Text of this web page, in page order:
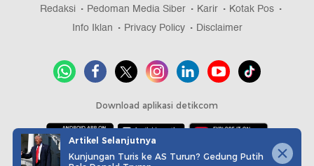
Redaksi Pedoman Media Siber Karir
Kotak Pos
Info Iklan
Privacy Policy Disclaimer
Download aplikasi detikcom
Artikel Selanjutnya
Kunjungan Turis ke AS Turun? Gedung Putih